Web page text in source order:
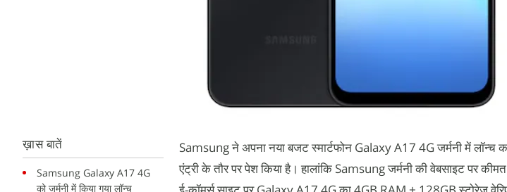
ख़ास बातें
Samsung Galaxy A17 4G
को जर्मनी में किया गया लॉन्च
Samsung ने अपना नया बजट स्मार्टफोन Galaxy A17 4G जर्मनी में लॉन्च
एंट्री के तौर पर पेश किया है। हालांकि Samsung जर्मनी की वेबसाइट पर